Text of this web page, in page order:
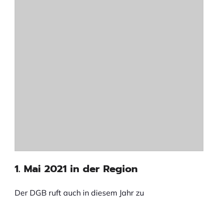
1. Mai 2021 in der Region
Der DGB ruft auch in diesem Jahr zu